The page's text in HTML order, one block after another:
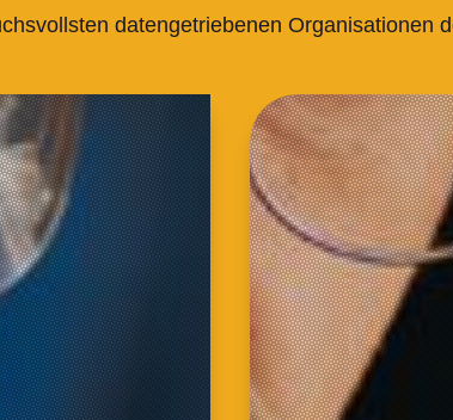
datengetriebenen Organisationen